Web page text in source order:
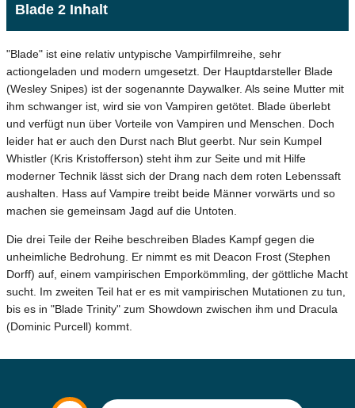
Blade 2 Inhalt
"Blade" ist eine relativ untypische Vampirfilmreihe, sehr
actiongeladen und modern umgesetzt. Der Hauptdarsteller Blade
(Wesley Snipes) ist der sogenannte Daywalker. Als seine Mutter mit
ihm schwanger ist, wird sie von Vampiren getötet. Blade überlebt
und verfügt nun über Vorteile von Vampiren und Menschen. Doch
leider hat er auch den Durst nach Blut geerbt. Nur sein Kumpel
Whistler (Kris Kristofferson) steht ihm zur Seite und mit Hilfe
moderner Technik lässt sich der Drang nach dem roten Lebenssaft
aushalten. Hass auf Vampire treibt beide Männer vorwärts und so
machen sie gemeinsam Jagd auf die Untoten.
Die drei Teile der Reihe beschreiben Blades Kampf gegen die
unheimliche Bedrohung. Er nimmt es mit Deacon Frost (Stephen
Dorff) auf, einem vampirischen Emporkömmling, der göttliche Macht
sucht. Im zweiten Teil hat er es mit vampirischen Mutationen zu tun,
bis es in "Blade Trinity" zum Showdown zwischen ihm und Dracula
(Dominic Purcell) kommt.